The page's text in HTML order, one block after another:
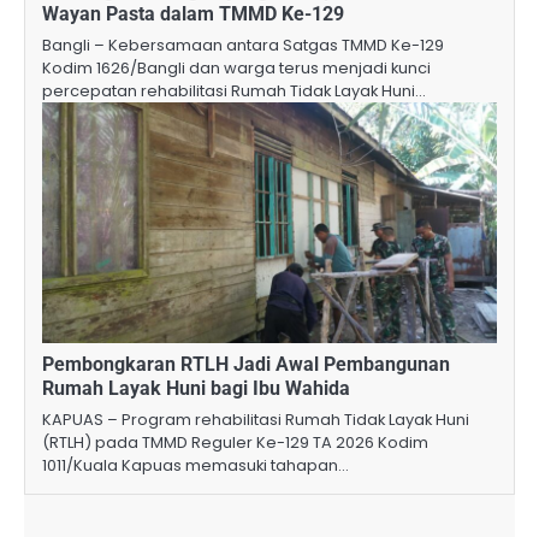
Wayan Pasta dalam TMMD Ke-129
Bangli – Kebersamaan antara Satgas TMMD Ke-129
Kodim 1626/Bangli dan warga terus menjadi kunci
percepatan rehabilitasi Rumah Tidak Layak Huni…
Pembongkaran RTLH Jadi Awal Pembangunan
Rumah Layak Huni bagi Ibu Wahida
KAPUAS – Program rehabilitasi Rumah Tidak Layak Huni
(RTLH) pada TMMD Reguler Ke-129 TA 2026 Kodim
1011/Kuala Kapuas memasuki tahapan…